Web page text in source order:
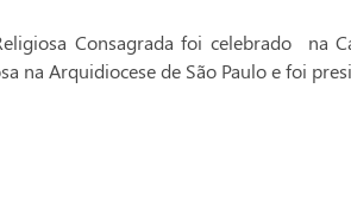
Consagrada foi celebrado na
na Arquidiocese de São Paulo e foi